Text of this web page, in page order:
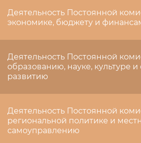
Деятельность Постоянной
экономике, бюджету и
Деятельность Постоянной
образованию, науке, культуре
развитию
Деятельность Постоянной
региональной политике и
самоуправлению